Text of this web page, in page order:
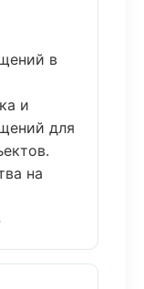
в
и
для
на